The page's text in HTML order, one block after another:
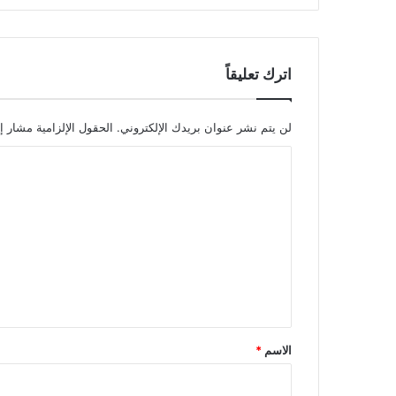
اترك تعليقاً
لن يتم نشر عنوان بريدك الإلكتروني. الحقول الإلزامية مشار
*
الاسم *